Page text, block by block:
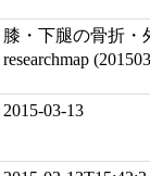
膝・下腿の骨折・
researchmap
2015-03-13